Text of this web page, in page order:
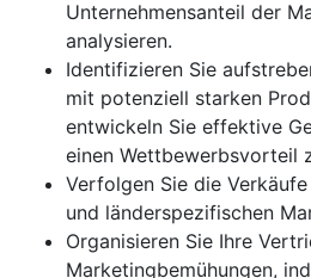
Unternehmensanteil der
analysieren.
Identifizieren Sie
mit potenziell starken
entwickeln Sie effektive
einen Wettbewerbsvorteil
Verfolgen Sie die
und länderspezifischen
Organisieren Sie Ihre
Marketingbemühungen,